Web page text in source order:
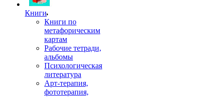
Книги
Книги по
метафорическим
картам
Рабочие тетради,
альбомы
Психологическая
литература
Арт-терапия,
фототерапия,